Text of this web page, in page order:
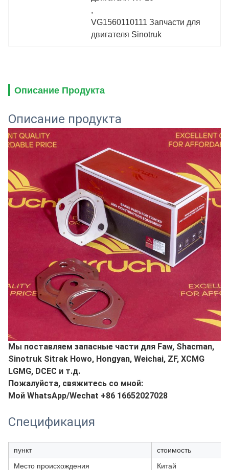
,
VG1560110111 Запчасти для
двигателя Sinotruk
Описание Продукта
Описание продукта
Мы поставляем запасные части для Faw, Shacman,
Sinotruk Sitrak Howo, Hongyan, Weichai, ZF, XCMG
LGMG, DCEC и т.д.
Пожалуйста, свяжитесь со мной:
Мой WhatsApp/Wechat +86 16652027028
Спецификация
пункт
стоимость
Место происхождения
Китай